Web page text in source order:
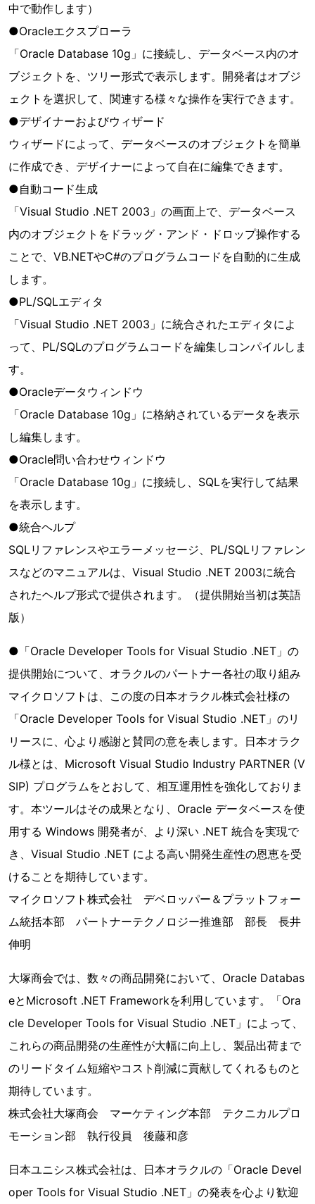
中で動作します）
●Oracleエクスプローラ
「Oracle Database 10g」に接続し、データベース内のオ
ブジェクトを、ツリー形式で表示します。開発者はオブジ
ェクトを選択して、関連する様々な操作を実行できます。
●デザイナーおよびウィザード
ウィザードによって、データベースのオブジェクトを簡単
に作成でき、デザイナーによって自在に編集できます。
●自動コード生成
「Visual Studio .NET 2003」の画面上で、データベース
内のオブジェクトをドラッグ・アンド・ドロップ操作する
ことで、VB.NETやC#のプログラムコードを自動的に生成
します。
●PL/SQLエディタ
「Visual Studio .NET 2003」に統合されたエディタによ
って、PL/SQLのプログラムコードを編集しコンパイルしま
す。
●Oracleデータウィンドウ
「Oracle Database 10g」に格納されているデータを表示
し編集します。
●Oracle問い合わせウィンドウ
「Oracle Database 10g」に接続し、SQLを実行して結果
を表示します。
●統合ヘルプ
SQLリファレンスやエラーメッセージ、PL/SQLリファレン
スなどのマニュアルは、Visual Studio .NET 2003に統合
されたヘルプ形式で提供されます。（提供開始当初は英語
版）
●「Oracle Developer Tools for Visual Studio .NET」の
提供開始について、オラクルのパートナー各社の取り組み
マイクロソフトは、この度の日本オラクル株式会社様の
「Oracle Developer Tools for Visual Studio .NET」のリ
リースに、心より感謝と賛同の意を表します。日本オラク
ル様とは、Microsoft Visual Studio Industry PARTNER (V
SIP) プログラムをとおして、相互運用性を強化しておりま
す。本ツールはその成果となり、Oracle データベースを使
用する Windows 開発者が、より深い .NET 統合を実現で
き、Visual Studio .NET による高い開発生産性の恩恵を受
けることを期待しています。
マイクロソフト株式会社 デベロッパー＆プラットフォー
ム統括本部 パートナーテクノロジー推進部 部長 長井
伸明
大塚商会では、数々の商品開発において、Oracle Databas
eとMicrosoft .NET Frameworkを利用しています。「Ora
cle Developer Tools for Visual Studio .NET」によって、
これらの商品開発の生産性が大幅に向上し、製品出荷まで
のリードタイム短縮やコスト削減に貢献してくれるものと
期待しています。
株式会社大塚商会 マーケティング本部 テクニカルプロ
モーション部 執行役員 後藤和彦
日本ユニシス株式会社は、日本オラクルの「Oracle Devel
oper Tools for Visual Studio .NET」の発表を心より歓迎